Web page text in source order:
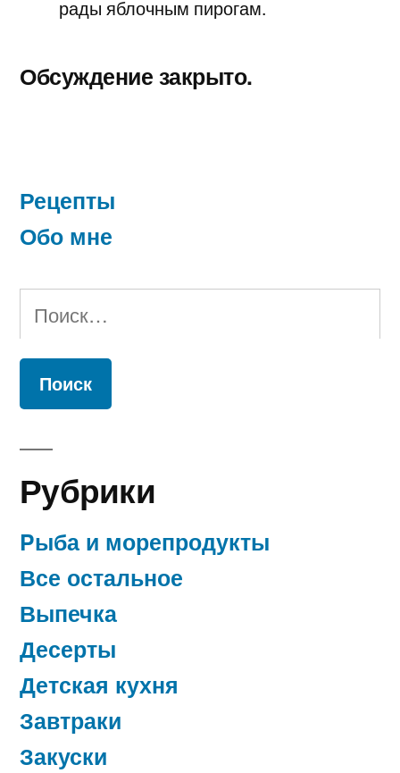
рады яблочным пирогам.
Обсуждение закрыто.
Рецепты
Обо мне
Найти:
Рубрики
Pыба и морепродукты
Все остальное
Выпечка
Десерты
Детская кухня
Завтраки
Закуски